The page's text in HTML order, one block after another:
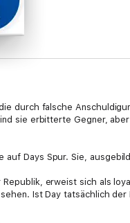
durch falsche
sie erbitterte Gegner,
auf Days Spur. Sie,
erweist sich als
Ist Day tatsächlich